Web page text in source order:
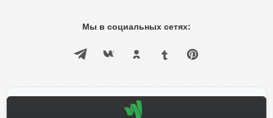
Мы в социальных сетях: